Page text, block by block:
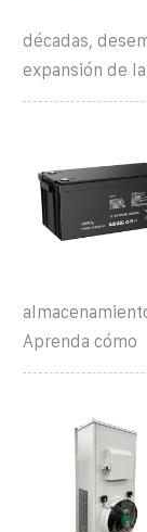
décadas,
expansión de
Aprenda cómo